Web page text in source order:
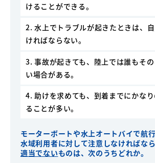
けることができる。
2. 水上でトラブルが起きたときは、
ければならない。
3. 事故が起きても、陸上では誰もそ
い場合がある。
4. 助けを求めても、到着までにかな
ることが多い。
モーターボートや水上オートバイで航
水域利用者に対して注意しなければな
適当でないものは、次のうちどれか。